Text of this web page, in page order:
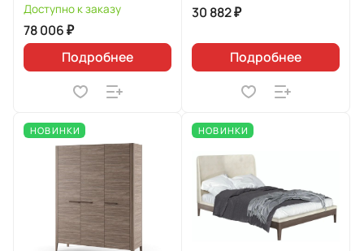
Доступно к заказу
78 006 ₽
Подробнее
30 882 ₽
Подробнее
НОВИНКИ НОВИНКИ